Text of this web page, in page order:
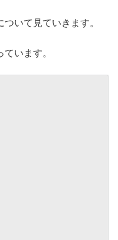
いて見ていきます。
います。